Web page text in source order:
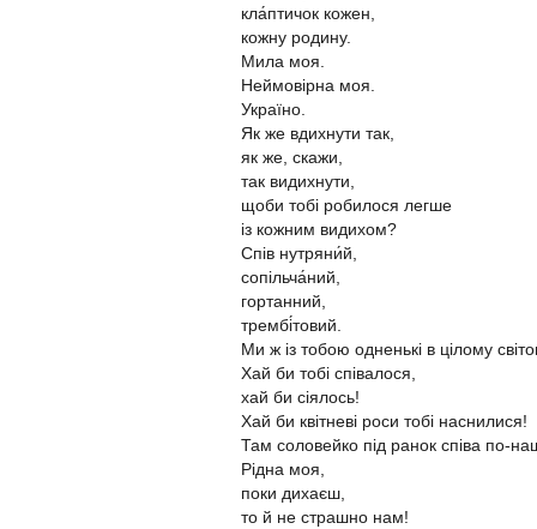
кла́птичок кожен,
кожну родину.
Мила моя.
Неймовірна моя.
Україно.
Як же вдихнути так,
як же, скажи,
так видихнути,
щоби тобі робилося легше
із кожним видихом?
Спів нутряни́й,
сопільча́ний,
гортанний,
трембі́товий.
Ми ж із тобою одненькі в цілому
Хай би тобі співалося,
хай би сіялось!
Хай би квітневі роси тобі наснилися!
Там соловейко під ранок співа по-
Рідна моя,
поки дихаєш,
то й не страшно нам!